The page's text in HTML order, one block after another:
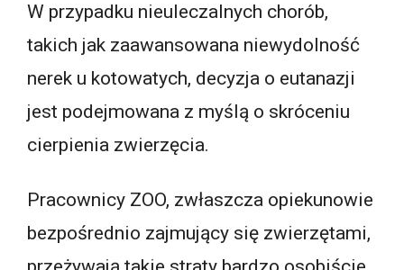
W przypadku nieuleczalnych chorób,
takich jak zaawansowana niewydolność
nerek u kotowatych, decyzja o eutanazji
jest podejmowana z myślą o skróceniu
cierpienia zwierzęcia.
Pracownicy ZOO, zwłaszcza opiekunowie
bezpośrednio zajmujący się zwierzętami,